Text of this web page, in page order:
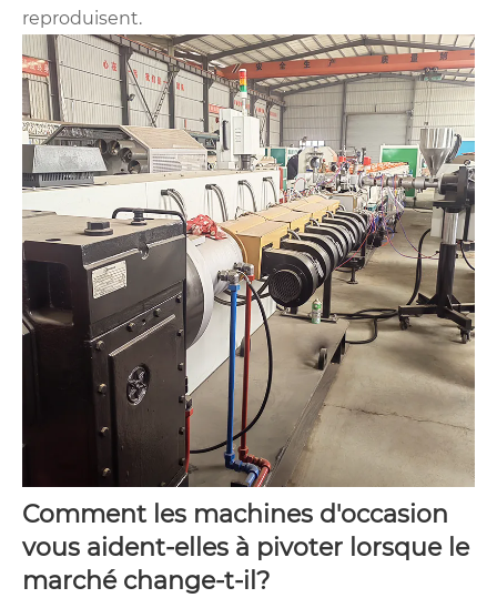
reproduisent.
Comment les machines d'occasion
vous aident-elles à pivoter lorsque le
marché change-t-il?